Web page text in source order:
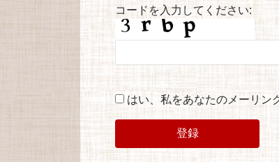
コードを入力してください:
はい、私をあなたのメーリン